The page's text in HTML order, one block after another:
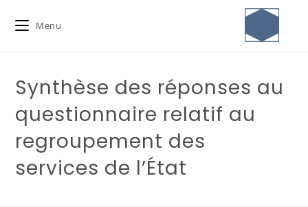
Menu
Synthèse des réponses au
questionnaire relatif au
regroupement des
services de l’État